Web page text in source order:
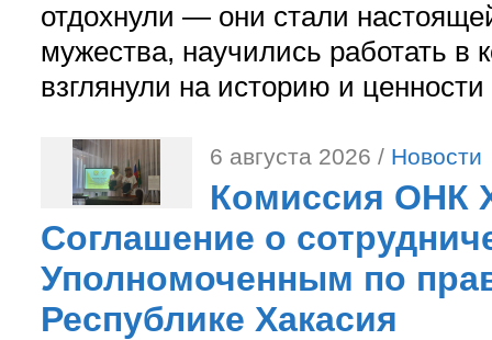
отдохнули — они стали
мужества, научились работать в
взглянули на историю и
6 августа 2026 / Новости
Комиссия ОНК
Соглашение о
Уполномоченным по
Республике Хакасия